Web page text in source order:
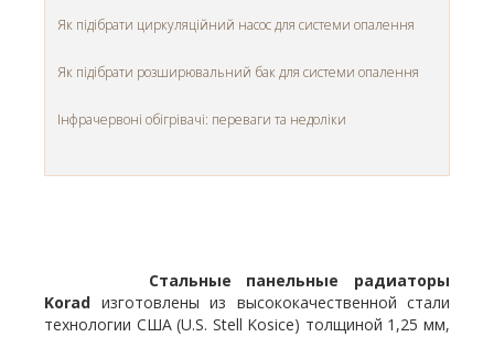
Як підібрати циркуляційний насос для системи опалення
Як підібрати розширювальний бак для системи опалення
Інфрачервоні обігрівачі: переваги та недоліки
Стальные панельные радиаторы
Korad изготовлены из высококачественной стали
технологии США (U.S. Stell Kosice) толщиной 1,25 мм,